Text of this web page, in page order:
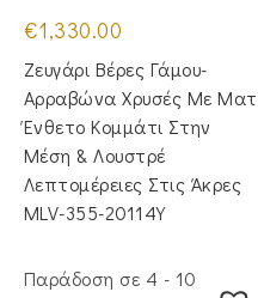
€1,330.00
Ζευγάρι Βέρες Γάμου-
Αρραβώνα Χρυσές Με Ματ
Ένθετο Κομμάτι Στην
Μέση & Λουστρέ
Λεπτομέρειες Στις Άκρες
MLV-355-20114Y
Παράδοση σε 4 - 10